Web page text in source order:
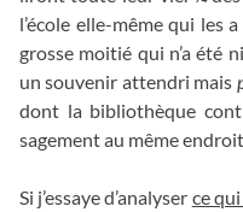
l’école elle-même qui les
grosse moitié qui n’a été
un souvenir attendri mais
dont la bibliothèque
sagement au même endroit.
Si j’essaye d’analyser ce qui